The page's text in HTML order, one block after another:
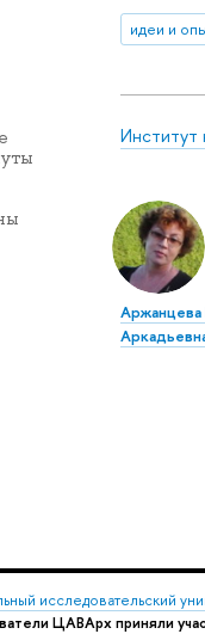
идеи и
Институт
Аржанцева
исследовательский
ЦАВАрх приняли